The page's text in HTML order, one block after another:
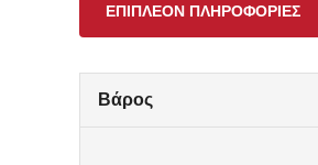
ΕΠΙΠΛΈΟΝ ΠΛΗΡΟΦΟΡΊΕΣ
Βάρος